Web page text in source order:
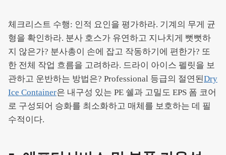
체크리스트 수행: 인적 요인을 평가하라. 기계의 무게 균
형을 확인하라. 분사 호스가 유연하고 지나치게 뻣뻣하
지 않은가? 분사총이 손에 잡고 작동하기에 편한가? 또
한 전체 작업 흐름을 고려하라. 드라이 아이스 펠릿을 보
관하고 운반하는 방법은? Professional 등급의 절연된Dry
Ice Container은 내구성 있는 PE 쉘과 고밀도 EPS 폼 코어
로 구성되어 승화를 최소화하고 매체를 보호하는 데 필
수적이다.